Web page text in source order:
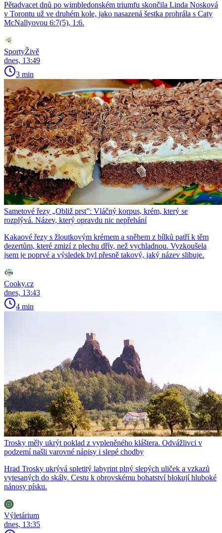
Pětadvacet dnů po wimbledonském triumfu skončila Linda Nosková
v Torontu už ve druhém kole, jako nasazená šestka prohrála s Caty
McNallyovou 6:7(5), 1:6.
SportyŽivě
dnes, 13:49
3 min
Sametové řezy „Obliž prst”: Vláčný korpus, krém, který se
rozplývá. Název, který opravdu nic nepřehání
Kakaové řezy s žloutkovým krémem a sněhem z bílků patří k těm
dezertům, které zmizí z plechu dřív, než vychladnou. Vyzkoušela
jsem je poprvé a výsledek byl přesně takový, jaký název slibuje.
Cooky.cz
dnes, 13:43
4 min
Trosky měly ukrýt poklad z vypleněného kláštera. Odvážlivci v
podzemí našli varovné nápisy i slepé chodby
Hrad Trosky ukrývá spletitý labyrint plný slepých uliček a vzkazů
vytesaných do skály. Cestu k obrovskému bohatství blokují hluboké
nánosy písku.
Výletárium
dnes, 13:35